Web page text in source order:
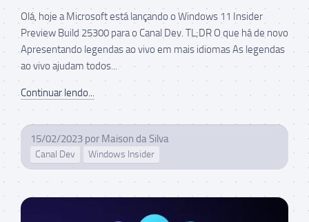
Olá, hoje a Microsoft está lançando o Windows 11 Insider
Preview Build 25300 para o Canal Dev. TL;DR O que há de novo
Apresentando legendas ao vivo em mais idiomas As legendas
ao vivo ajudam todos...
Continuar lendo...
15/02/2023 por Maison da Silva
Canal Dev Windows Insider